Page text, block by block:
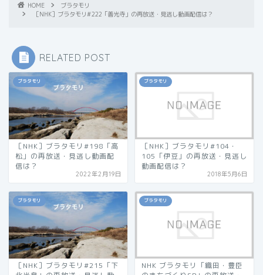
HOME
ブラタモリ
［NHK］ブラタモリ#222「善光寺」の再放送・見逃し動画配信は？
RELATED POST
ブラタモリ
［NHK］ブラタモリ#198「高
松」の再放送・見逃し動画配
信は？
2022年2月19日
ブラタモリ
［NHK］ブラタモリ#104・
105「伊豆」の再放送・見逃し
動画配信は？
2018年5月6日
ブラタモリ
［NHK］ブラタモリ#215「下
ブラタモリ
NHK ブラタモリ「織田・豊臣